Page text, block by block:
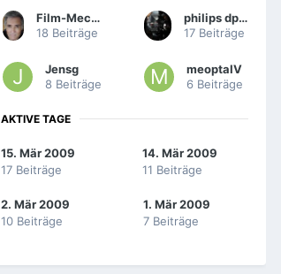
Film-Mechaniker
18 Beiträge
philips dp70
17 Beiträge
Jensg
8 Beiträge
meoptaIV
6 Beiträge
AKTIVE TAGE
15. Mär 2009
17 Beiträge
14. Mär 2009
11 Beiträge
2. Mär 2009
10 Beiträge
1. Mär 2009
7 Beiträge